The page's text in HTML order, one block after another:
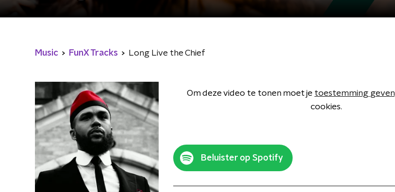
Music FunX Tracks Long Live the Chief
Om deze video te tonen moet je toestemming geven
cookies.
Beluister op Spotify